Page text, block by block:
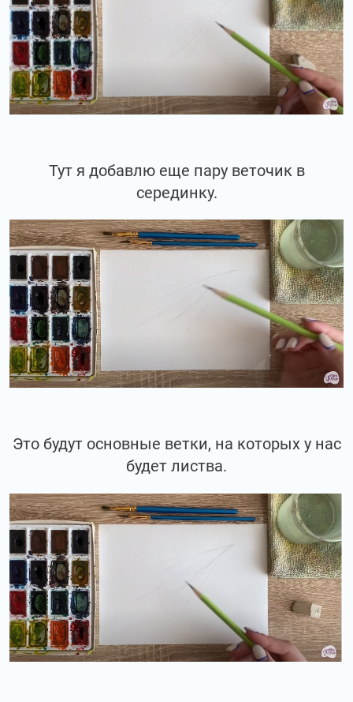
Тут я добавлю еще пару веточик в
серединку.
Это будут основные ветки, на которых у нас
будет листва.